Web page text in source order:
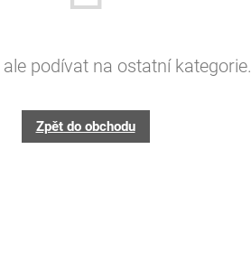
podívat na ostatní kategorie.
Zpět do obchodu